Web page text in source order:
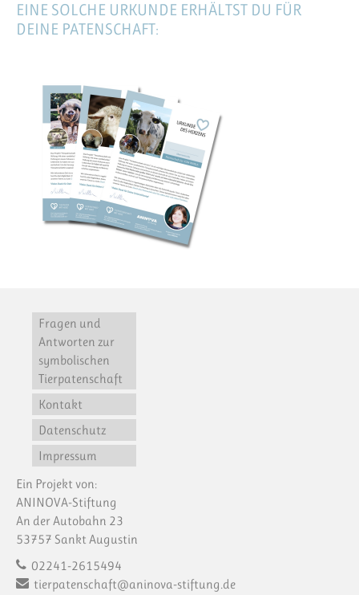
EINE SOLCHE URKUNDE ERHÄLTST DU FÜR
DEINE PATENSCHAFT:
Fragen und
Antworten zur
symbolischen
Tierpatenschaft
Kontakt
Datenschutz
Impressum
Ein Projekt von:
ANINOVA-Stiftung
An der Autobahn 23
53757 Sankt Augustin
02241-2615494
tierpatenschaft@aninova-stiftung.de